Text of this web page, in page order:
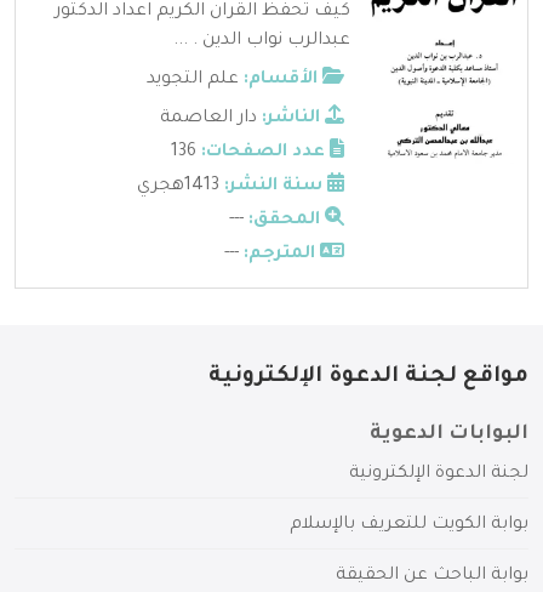
كيف تحفظ القران الكريم اعداد الدكتور
عبدالرب نواب الدين . ...
الأقسام: علم التجويد
الناشر: دار العاصمة
عدد الصفحات:
سنة النشر:
المحقق: ---
المترجم: ---
مواقع لجنة الدعوة الإلكترونية
البوابات الدعوية
لجنة الدعوة الإلكترونية
بوابة الكويت للتعريف بالإسلام
بوابة الباحث عن الحقيقة